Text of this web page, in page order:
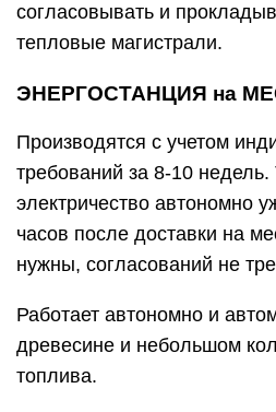
согласовывать и
тепловые магистрали.
ЭНЕРГОСТАНЦИЯ на
Производятся с учетом
требований за 8-10 недель.
электричество автономно
часов после доставки на
нужны, согласований не
Работает автономно и
древесине и небольшом
топлива.